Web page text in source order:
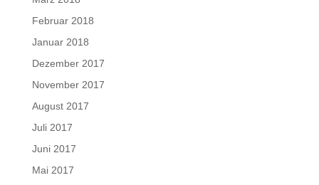
Februar 2018
Januar 2018
Dezember 2017
November 2017
August 2017
Juli 2017
Juni 2017
Mai 2017